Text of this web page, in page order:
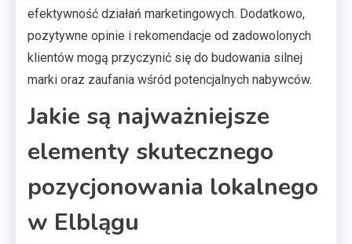
efektywność działań marketingowych. Dodatkowo,
pozytywne opinie i rekomendacje od zadowolonych
klientów mogą przyczynić się do budowania silnej
marki oraz zaufania wśród potencjalnych nabywców.
Jakie są najważniejsze
elementy skutecznego
pozycjonowania lokalnego
w Elblągu